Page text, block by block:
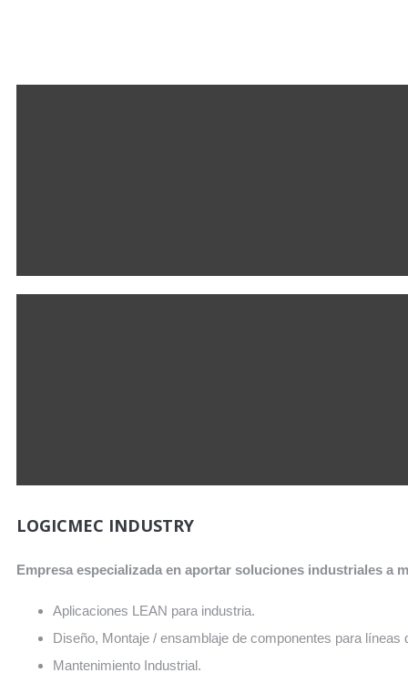
LOGICMEC INDUSTRY
Empresa especializada en aportar soluciones industriales a
Aplicaciones LEAN para industria.
Diseño, Montaje / ensamblaje de componentes para
Mantenimiento Industrial.